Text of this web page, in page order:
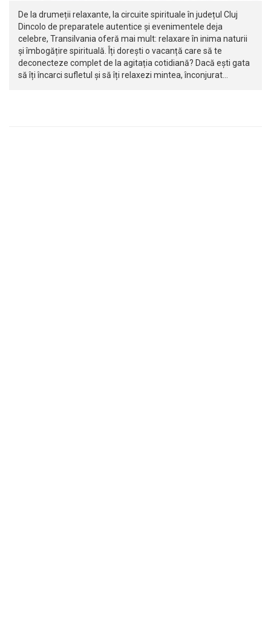
De la drumeții relaxante, la circuite spirituale în județul Cluj
Dincolo de preparatele autentice și evenimentele deja
celebre, Transilvania oferă mai mult: relaxare în inima naturii
și îmbogățire spirituală. Îți dorești o vacanță care să te
deconecteze complet de la agitația cotidiană? Dacă ești gata
să îți încarci sufletul și să îți relaxezi mintea, înconjurat…